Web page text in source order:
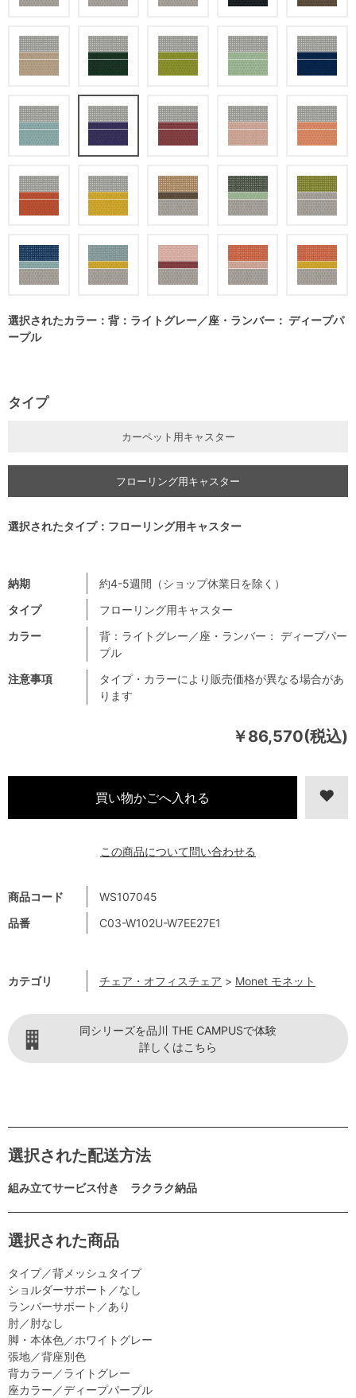
￥86,570(税込)
商品コード
WS107045
品番
C03-W102U-W7EE27E1
カテゴリ チェア・オフィスチェア > Monet モネット
注意事項
タイプ・カラーにより販売価格が異なる場合があ
ります
納期
約4-5週間（ショップ休業日を除く）
タイプ
フローリング用キャスター
カラー
背：ライトグレー／座・ランバー： ディープパー
プル
選択されたカラー：背：ライトグレー／座・ランバー： ディープパ
ープル
タイプ
カーペット用キャスター
フローリング用キャスター
選択されたタイプ：フローリング用キャスター
この商品について問い合わせる
同シリーズを品川 THE CAMPUSで体験
詳しくはこちら
選択された配送方法
組み立てサービス付き ラクラク納品
選択された商品
タイプ／背メッシュタイプ
ショルダーサポート／なし
ランバーサポート／あり
肘／肘なし
脚・本体色／ホワイトグレー
張地／背座別色
背カラー／ライトグレー
座カラー／ディープパープル